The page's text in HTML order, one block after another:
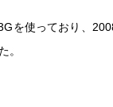
を使っており、
。